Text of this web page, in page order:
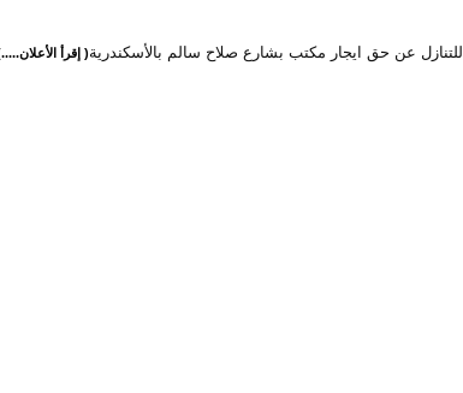
للتنازل عن حق ايجار مكتب بشارع صلاح سالم بالأسكندرية( إقرأ